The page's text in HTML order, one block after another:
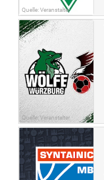
Quelle: Veranstalter
Quelle: Veranstalter